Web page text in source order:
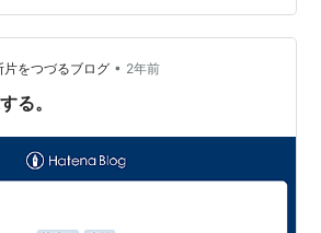
いるわけだから、というか、自分だ
、見ている自分が批判なくそのまま
らの批判もなく自由に言葉を書いて
わけです。 誰からも批判さ…
片をつづるブログ • 2年前
る。